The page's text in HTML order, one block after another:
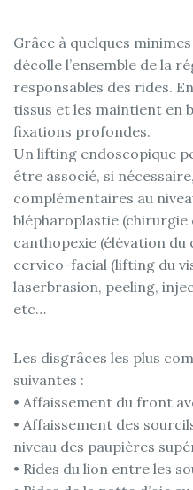
Grâce à quelques
décolle l’ensemble de la
responsables des rides.
tissus et les maintient en
fixations profondes.
Un lifting endoscopique
être associé, si
complémentaires au
blépharoplastie (chirurgie
canthopexie (élévation du
cervico-facial (lifting du
laserbrasion, peeling,
etc…
Les disgrâces les plus
suivantes :
• Affaissement du front
• Affaissement des
niveau des paupières
• Rides du lion entre les